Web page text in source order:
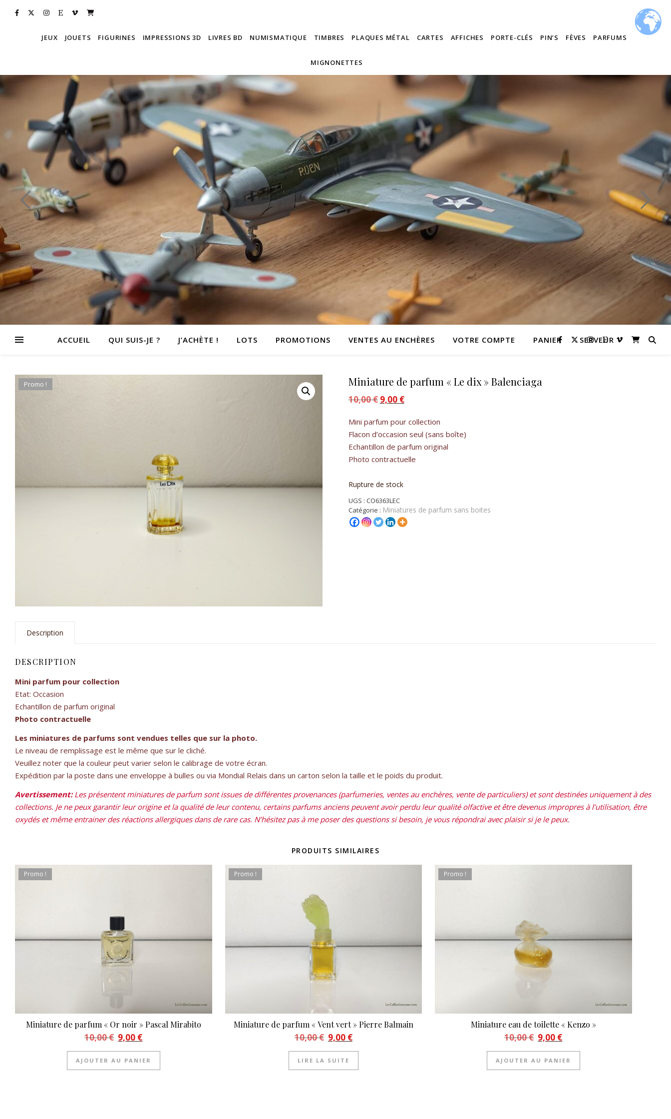
JEUX JOUETS FIGURINES IMPRESSIONS 3D LIVRES BD NUMISMATIQUE TIMBRES PLAQUES MÉTAL CARTES AFFICHES PORTE-CLÉS PIN’S FÈVES PARFUMS
MIGNONETTES
ACCUEIL QUI SUIS-JE ? J’ACHÈTE ! LOTS PROMOTIONS VENTES AU ENCHÈRES VOTRE COMPTE PANIER SERVEUR
Promo ! Miniature de parfum « Le dix » Balenciaga
10,00€ Le prix initial était : 10,00 €.
9,00 €Le prix actuel est : 9,00 €.
Mini parfum pour collection
Flacon d’occasion seul (sans boîte)
Echantillon de parfum original
Photo contractuelle
Rupture de stock
UGS : CO6363LEC
Catégorie : Miniatures de parfum sans boites
Description
DESCRIPTION
Mini parfum pour collection
Etat: Occasion
Echantillon de parfum original
Photo contractuelle
Les miniatures de parfums sont vendues telles que sur la photo.
Le niveau de remplissage est le même que sur le cliché.
Veuillez noter que la couleur peut varier selon le calibrage de votre écran.
Expédition par la poste dans une enveloppe à bulles ou via Mondial Relais dans un carton selon la taille et le poids du produit.
Avertissement:Les présentent miniatures de parfum sont issues de différentes provenances (parfumeries, ventes au enchères, vente de particuliers) et sont destinées uniquement à des
collections. Je ne peux garantir leur origine et la qualité de leur contenu, certains parfums anciens peuvent avoir perdu leur qualité olfactive et être devenus impropres à l’utilisation, être
oxydés et même entrainer des réactions allergiques dans de rare cas. N’hésitez pas à me poser des questions si besoin, je vous répondrai avec plaisir si je le peux.
PRODUITS SIMILAIRES
Promo !
Miniature de parfum « Or noir » Pascal Mirabito
10,00€ Le prix initial était : 10,00 €.
9,00 €Le prix actuel est : 9,00 €.
AJOUTER AU PANIER
Promo !
Miniature de parfum « Vent vert » Pierre Balmain
10,00€ Le prix initial était : 10,00 €.
9,00 €Le prix actuel est : 9,00 €.
LIRE LA SUITE
Promo !
Miniature eau de toilette « Kenzo »
10,00€ Le prix initial était : 10,00 €.
9,00 €Le prix actuel est : 9,00 €.
AJOUTER AU PANIER